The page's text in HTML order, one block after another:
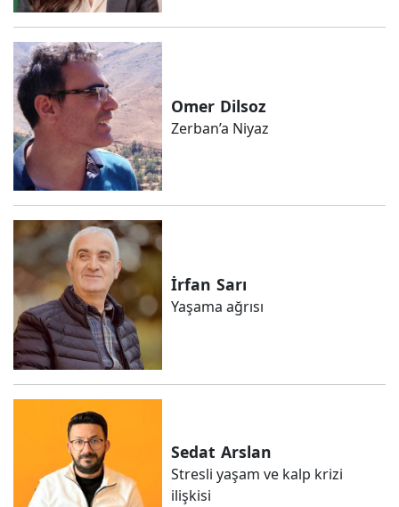
Omer Dilsoz
Zerban’a Niyaz
İrfan Sarı
Yaşama ağrısı
Sedat Arslan
Stresli yaşam ve kalp krizi
ilişkisi